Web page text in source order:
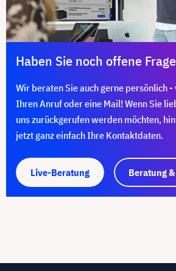
Haben Sie noch offene
Wir beraten Sie auch gerne persönlich
Ihren Anruf oder eine Mail! Wenn Sie
uns zurückgerufen werden möchten,
jetzt ganz einfach Ihre Kontaktdaten.
Live-Beratung Beratung